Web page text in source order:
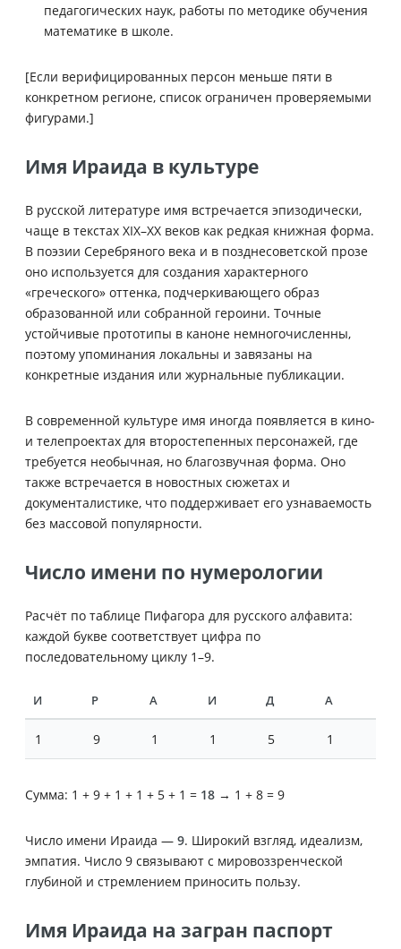
педагогических наук, работы по методике обучения
математике в школе.
[Если верифицированных персон меньше пяти в
конкретном регионе, список ограничен проверяемыми
фигурами.]
Имя Ираида в культуре
В русской литературе имя встречается эпизодически,
чаще в текстах XIX–XX веков как редкая книжная форма.
В поэзии Серебряного века и в позднесоветской прозе
оно используется для создания характерного
«греческого» оттенка, подчеркивающего образ
образованной или собранной героини. Точные
устойчивые прототипы в каноне немногочисленны,
поэтому упоминания локальны и завязаны на
конкретные издания или журнальные публикации.
В современной культуре имя иногда появляется в кино-
и телепроектах для второстепенных персонажей, где
требуется необычная, но благозвучная форма. Оно
также встречается в новостных сюжетах и
документалистике, что поддерживает его узнаваемость
без массовой популярности.
Число имени по нумерологии
Расчёт по таблице Пифагора для русского алфавита:
каждой букве соответствует цифра по
последовательному циклу 1–9.
И Р А И Д А
1 9 1 1 5 1
Сумма: 1 + 9 + 1 + 1 + 5 + 1 = 18 → 1 + 8 = 9
Число имени Ираида — 9. Широкий взгляд, идеализм,
эмпатия. Число 9 связывают с мировоззренческой
глубиной и стремлением приносить пользу.
Имя Ираида на загран паспорт